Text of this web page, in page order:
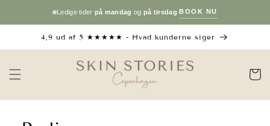
Ledige tider på mandag og på tirsdag·BOOK NU
4,9 ud af 5 ★★★★★ - Hvad kunderne siger